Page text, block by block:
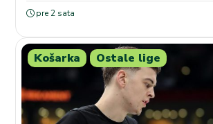
pre 2 sata
Košarka Ostale lige